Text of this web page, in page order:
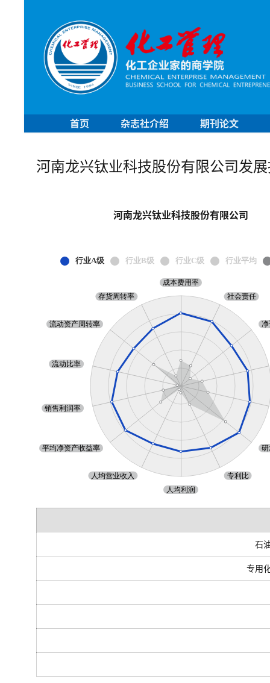
首页 杂志社介绍 期刊论文
河南龙兴钛业科技股份有限公司发
河南龙兴钛业科技股份有限公司
石
专用